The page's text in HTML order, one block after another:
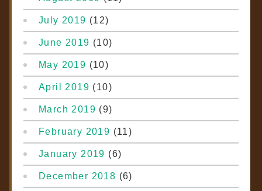
July 2019 (12)
June 2019 (10)
May 2019 (10)
April 2019 (10)
March 2019 (9)
February 2019 (11)
January 2019 (6)
December 2018 (6)